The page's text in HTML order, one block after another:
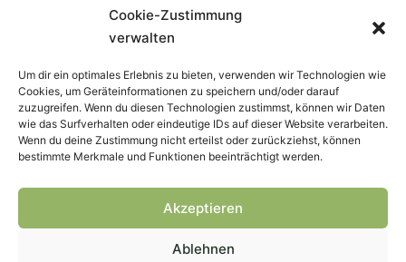
Cookie-Zustimmung
verwalten
Um dir ein optimales Erlebnis zu bieten, verwenden wir Technologien wie
Cookies, um Geräteinformationen zu speichern und/oder darauf
zuzugreifen. Wenn du diesen Technologien zustimmst, können wir Daten
wie das Surfverhalten oder eindeutige IDs auf dieser Website verarbeiten.
Wenn du deine Zustimmung nicht erteilst oder zurückziehst, können
bestimmte Merkmale und Funktionen beeinträchtigt werden.
Akzeptieren
Ablehnen
Naturgartengestaltung naturnaher Garten
Schmetterlinge Smoothie
Vogelmiere Vollwertkost Vögel Wiese Wildbienen
Wildkräuter Wildkräuter-Smoothie Wildkräuterkurs
Winter Worpswede